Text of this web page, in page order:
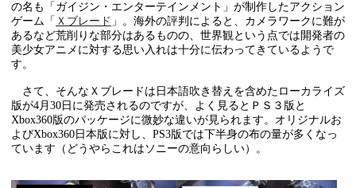
の名も「ガイジン・エンターテインメント」が制作したアクション
ゲーム「 Ｘブレード 」。海外の評判によると、カメラワークに難が
あるなど荒削りな部分はあるものの、世界観という点では開発者の
美少女アニメに対する思い入れは十分に伝わってきているようで
す。
さて、そんなＸブレードは日本語吹き替えを含めたローカライズ
版が4月30日に発売されるのですが、よく見るとＰＳ３版と
Xbox360版のパッケージに微妙な違いが見られます。オリジナルお
よびXbox360日本版に対し、PS3版では下半身の布の量が多くなっ
ています（どうやらこれはソニーの意向らしい）。